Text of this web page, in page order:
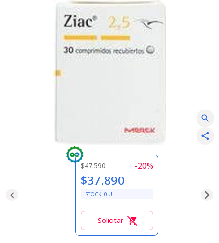
$47.590 -20%
$37.890
STOCK: 0 U.
Solicitar